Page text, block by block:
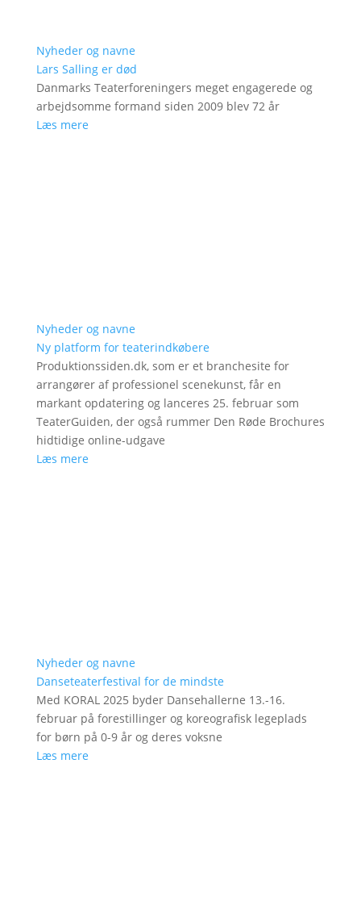
Nyheder og navne
Lars Salling er død
Danmarks Teaterforeningers meget engagerede og
arbejdsomme formand siden 2009 blev 72 år
Læs mere
Nyheder og navne
Ny platform for teaterindkøbere
Produktionssiden.dk, som er et branchesite for
arrangører af professionel scenekunst, får en
markant opdatering og lanceres 25. februar som
TeaterGuiden, der også rummer Den Røde Brochures
hidtidige online-udgave
Læs mere
Nyheder og navne
Danseteaterfestival for de mindste
Med KORAL 2025 byder Dansehallerne 13.-16.
februar på forestillinger og koreografisk legeplads
for børn på 0-9 år og deres voksne
Læs mere